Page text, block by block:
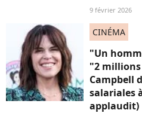
9 février 2026
CINÉMA
"Un
"2 millions
Campbell
salariales
applaudit)